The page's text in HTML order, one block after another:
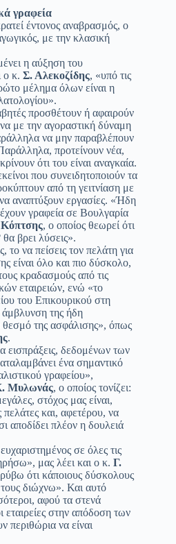
γραφεία
έντονος αναβρασμός, ο
με την κλασική
η αύξηση του
ο κ. Σ. Αλεκοζίδης, «υπό τις
μέλημα όλων είναι η
προσθέτουν ή αφαιρούν
με την αγοραστική δύναμη
να μην παραβλέπουν
προτείνουν νέα,
ότι του είναι αναγκαία.
που συνειδητοποιούν τα
από τη γειτνίαση με
αναπτύξουν εργασίες. «Ήδη
γραφεία σε Βουλγαρία
, ο οποίος θεωρεί ότι
βρει λύσεις».
να πείσεις τον πελάτη για
είναι όλο και πιο δύσκολο,
κραδασμούς από τις
εταιρειών, ενώ «το
του Επικουρικού στη
της ήδη
θεσμό της ασφάλισης», όπως
.
εισπράξεις, δεδομένων των
ένα σημαντικό
γραφείου»,
Μυλωνάς, ο οποίος τονίζει:
στόχος μας είναι,
και, αφετέρου, να
αποδίδει πλέον η δουλειά
σε όλες τις
μας λέει και ο κ. Γ.
ότι κάποιους δύσκολους
διώχνω». Και αυτό
αφού τα στενά
εταιρείες στην απόδοση των
περιθώρια να είναι